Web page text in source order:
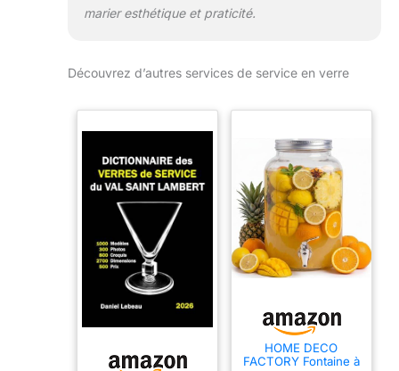
marier esthétique et praticité.
Découvrez d’autres services de service en verre
HOME DECO
FACTORY Fontaine à